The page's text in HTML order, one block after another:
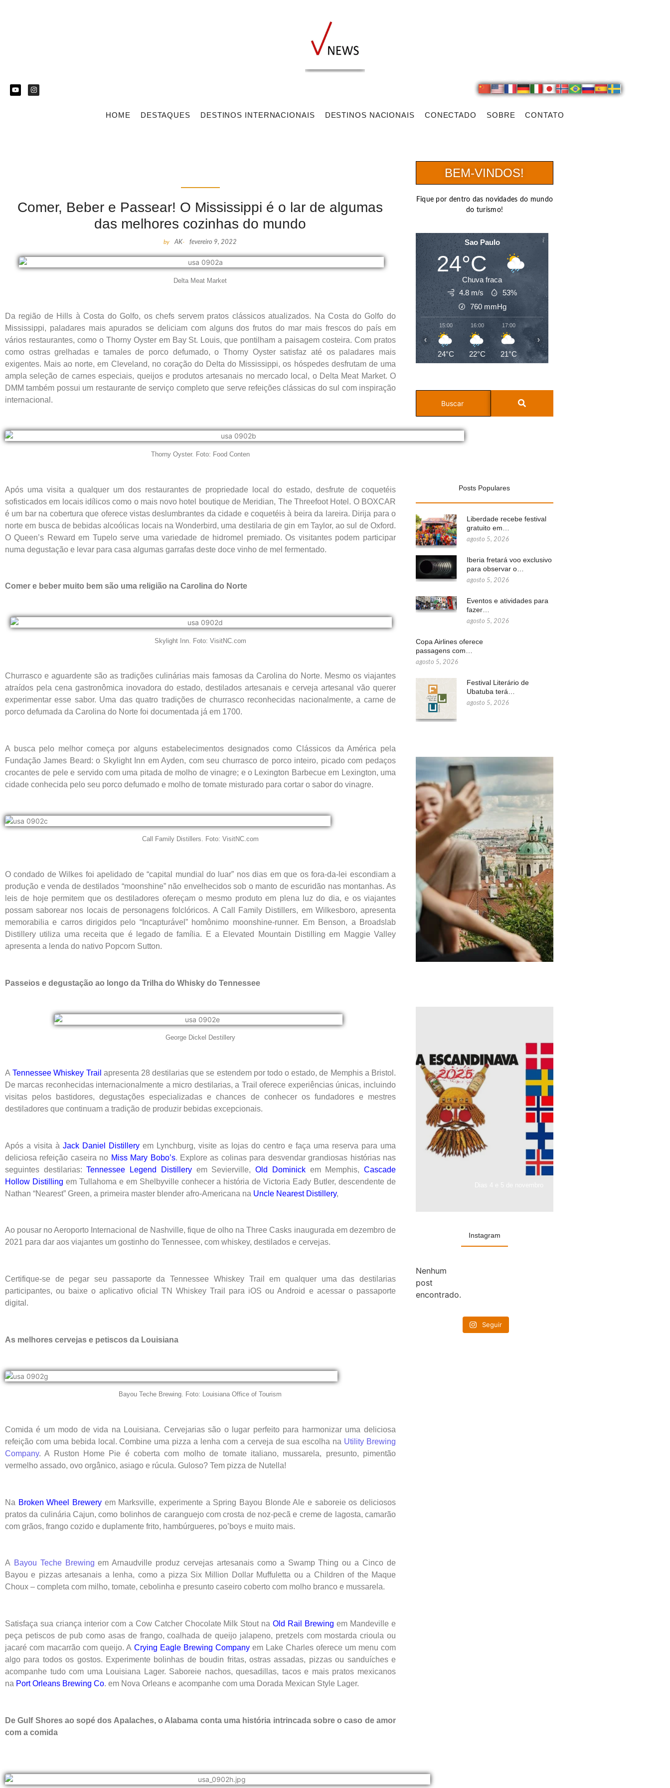
HOME DESTAQUES DESTINOS INTERNACIONAIS DESTINOS NACIONAIS CONECTADO SOBRE CONTATO
Comer, Beber e Passear! O Mississippi é o lar de algumas
das melhores cozinhas do mundo
by AK- fevereiro 9, 2022
Delta Meat Market
Da região de Hills à Costa do Golfo, os chefs servem pratos clássicos atualizados. Na Costa do Golfo do
Mississippi, paladares mais apurados se deliciam com alguns dos frutos do mar mais frescos do país em
vários restaurantes, como o Thorny Oyster em Bay St. Louis, que pontilham a paisagem costeira. Com pratos
como ostras grelhadas e tamales de porco defumado, o Thorny Oyster satisfaz até os paladares mais
exigentes. Mais ao norte, em Cleveland, no coração do Delta do Mississippi, os hóspedes desfrutam de uma
ampla seleção de carnes especiais, queijos e produtos artesanais no mercado local, o Delta Meat Market. O
DMM também possui um restaurante de serviço completo que serve refeições clássicas do sul com inspiração
internacional.
Thorny Oyster. Foto: Food Conten
Após uma visita a qualquer um dos restaurantes de propriedade local do estado, desfrute de coquetéis
sofisticados em locais idílicos como o mais novo hotel boutique de Meridian, The Threefoot Hotel. O BOXCAR
é um bar na cobertura que oferece vistas deslumbrantes da cidade e coquetéis à beira da lareira. Dirija para o
norte em busca de bebidas alcoólicas locais na Wonderbird, uma destilaria de gin em Taylor, ao sul de Oxford.
O Queen’s Reward em Tupelo serve uma variedade de hidromel premiado. Os visitantes podem participar
numa degustação e levar para casa algumas garrafas deste doce vinho de mel fermentado.
Comer e beber muito bem são uma religião na Carolina do Norte
Skylight Inn. Foto: VisitNC.com
Churrasco e aguardente são as tradições culinárias mais famosas da Carolina do Norte. Mesmo os viajantes
atraídos pela cena gastronômica inovadora do estado, destilados artesanais e cerveja artesanal vão querer
experimentar esse sabor. Uma das quatro tradições de churrasco reconhecidas nacionalmente, a carne de
porco defumada da Carolina do Norte foi documentada já em 1700.
A busca pelo melhor começa por alguns estabelecimentos designados como Clássicos da América pela
Fundação James Beard: o Skylight Inn em Ayden, com seu churrasco de porco inteiro, picado com pedaços
crocantes de pele e servido com uma pitada de molho de vinagre; e o Lexington Barbecue em Lexington, uma
cidade conhecida pelo seu porco defumado e molho de tomate misturado para cortar o sabor do vinagre.
Call Family Distillers. Foto: VisitNC.com
O condado de Wilkes foi apelidado de “capital mundial do luar” nos dias em que os fora-da-lei escondiam a
produção e venda de destilados “moonshine” não envelhecidos sob o manto de escuridão nas montanhas. As
leis de hoje permitem que os destiladores ofereçam o mesmo produto em plena luz do dia, e os viajantes
possam saborear nos locais de personagens folclóricos. A Call Family Distillers, em Wilkesboro, apresenta
memorabilia e carros dirigidos pelo “Incapturável” homônimo moonshine-runner. Em Benson, a Broadslab
Distillery utiliza uma receita que é legado de família. E a Elevated Mountain Distilling em Maggie Valley
apresenta a lenda do nativo Popcorn Sutton.
Passeios e degustação ao longo da Trilha do Whisky do Tennessee
George Dickel Destillery
ATennessee Whiskey Trail apresenta 28 destilarias que se estendem por todo o estado, de Memphis a Bristol.
De marcas reconhecidas internacionalmente a micro destilarias, a Trail oferece experiências únicas, incluindo
visitas pelos bastidores, degustações especializadas e chances de conhecer os fundadores e mestres
destiladores que continuam a tradição de produzir bebidas excepcionais.
Após a visita à Jack Daniel Distillery em Lynchburg, visite as lojas do centro e faça uma reserva para uma
deliciosa refeição caseira no Miss Mary Bobo’s. Explore as colinas para desvendar grandiosas histórias nas
seguintes destilarias:Tennessee Legend Distilleryem Sevierville,Old Dominickem Memphis,Cascade
Hollow Distilling em Tullahoma e em Shelbyville conhecer a história de Victoria Eady Butler, descendente de
Nathan “Nearest” Green, a primeira master blender afro-Americana na Uncle Nearest Distillery,
Ao pousar no Aeroporto Internacional de Nashville, fique de olho na Three Casks inaugurada em dezembro de
2021 para dar aos viajantes um gostinho do Tennessee, com whiskey, destilados e cervejas.
Certifique-se de pegar seu passaporte da Tennessee Whiskey Trail em qualquer uma das destilarias
participantes, ou baixe o aplicativo oficial TN Whiskey Trail para iOS ou Android e acessar o passaporte
digital.
As melhores cervejas e petiscos da Louisiana
Bayou Teche Brewing. Foto: Louisiana Office of Tourism
Comida é um modo de vida na Louisiana. Cervejarias são o lugar perfeito para harmonizar uma deliciosa
refeição com uma bebida local. Combine uma pizza a lenha com a cerveja de sua escolha na Utility Brewing
Company. A Ruston Home Pie é coberta com molho de tomate italiano, mussarela, presunto, pimentão
vermelho assado, ovo orgânico, asiago e rúcula. Guloso? Tem pizza de Nutella!
Na Broken Wheel Brewery em Marksville, experimente a Spring Bayou Blonde Ale e saboreie os deliciosos
pratos da culinária Cajun, como bolinhos de caranguejo com crosta de noz-pecã e creme de lagosta, camarão
com grãos, frango cozido e duplamente frito, hambúrgueres, po’boys e muito mais.
A Bayou Teche Brewing em Arnaudville produz cervejas artesanais como a Swamp Thing ou a Cinco de
Bayou e pizzas artesanais a lenha, como a pizza Six Million Dollar Muffuletta ou a Children of the Maque
Choux – completa com milho, tomate, cebolinha e presunto caseiro coberto com molho branco e mussarela.
Satisfaça sua criança interior com a Cow Catcher Chocolate Milk Stout naOld Rail Brewing em Mandeville e
peça petiscos de pub como asas de frango, coalhada de queijo jalapeno, pretzels com mostarda crioula ou
jacaré com macarrão com queijo. A Crying Eagle Brewing Company em Lake Charles oferece um menu com
algo para todos os gostos. Experimente bolinhas de boudin fritas, ostras assadas, pizzas ou sanduíches e
acompanhe tudo com uma Louisiana Lager. Saboreie nachos, quesadillas, tacos e mais pratos mexicanos
na Port Orleans Brewing Co. em Nova Orleans e acompanhe com uma Dorada Mexican Style Lager.
De Gulf Shores ao sopé dos Apalaches, o Alabama conta uma história intrincada sobre o caso de amor
com a comida
BEM-VINDOS!
Fique por dentro das novidades do mundo
do turismo!
Sao Paulo
24°C
Chuva fraca
4.8 m/s
53%
760 mmHg
15:00
24°C
16:00
22°C
17:00
21°C
18:00
20°C
‹ ›
Posts Populares
Liberdade recebe festival
gratuito em…
agosto 5, 2026
Iberia fretará voo exclusivo
para observar o…
agosto 5, 2026
Eventos e atividades para
fazer…
agosto 5, 2026
Copa Airlines oferece
passagens com…
agosto 5, 2026
Festival Literário de
Ubatuba terá…
agosto 5, 2026
Instagram
Nenhum
post
encontrado.
Seguir